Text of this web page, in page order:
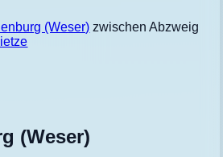
(Weser) zwischen Abzweig
(Weser)